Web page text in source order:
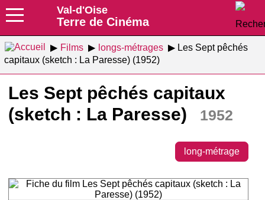
Val-d'Oise
Terre de Cinéma
Films longs-métrages
Les Sept pêchés
capitaux (sketch : La Paresse) (1952)
Les Sept pêchés capitaux
(sketch : La Paresse)
1952
long-métrage